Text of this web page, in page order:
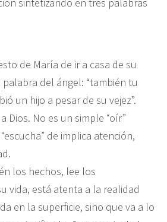
sintetizando en tres palabras
de María de ir a casa de su
palabra del ángel: “también tu
un hijo a pesar de su vejez”.
Dios. No es un simple “oír”
de implica atención,
los hechos, lee los
vida, está atenta a la realidad
en la superficie, sino que va a lo